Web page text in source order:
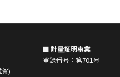
)
■ 計量証明事業
登録番号：第701号